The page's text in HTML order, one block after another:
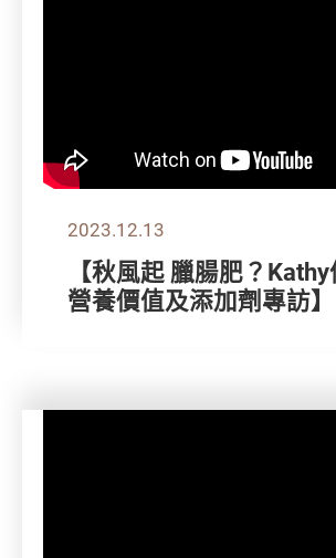
2023.12.13
【秋風起 臘腸肥？
營養價值及添加劑專訪】